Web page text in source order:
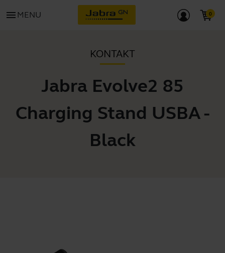
menu MENU
KONTAKT
Jabra Evolve2 85
Charging Stand USBA -
Black